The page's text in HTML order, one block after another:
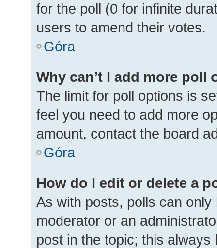
for the poll (0 for infinite
users to amend their votes.
Góra
Why can’t I add more poll
The limit for poll options is
feel you need to add more
amount, contact the board
Góra
How do I edit or delete a
As with posts, polls can
moderator or an
post in the topic; this